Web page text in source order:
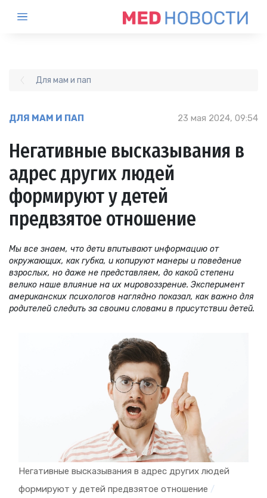
Для мам и пап
ДЛЯ МАМ И ПАП 23 мая 2024, 09:54
Негативные высказывания в
адрес других людей
формируют у детей
предвзятое отношение
Мы все знаем, что дети впитывают информацию от
окружающих, как губка, и копируют манеры и поведение
взрослых, но даже не представляем, до какой степени
велико наше влияние на их мировоззрение. Эксперимент
американских психологов наглядно показал, как важно для
родителей следить за своими словами в присутствии детей.
Негативные высказывания в адрес других людей
формируют у детей предвзятое отношение /